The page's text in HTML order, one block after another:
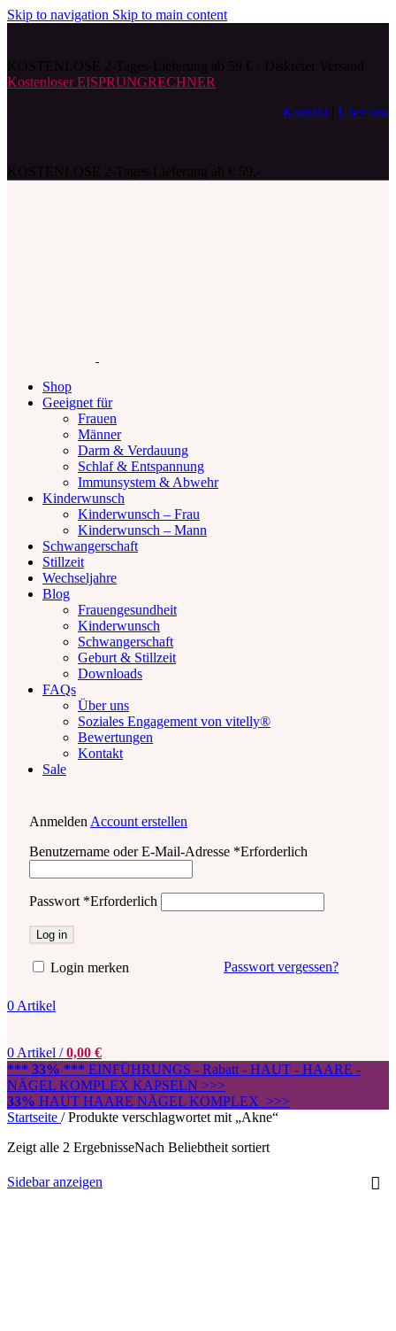
Skip to navigation Skip to main content
Kostenloser EISPRUNGRECHNER
Kontakt
Über uns
Shop
Geeignet für
Frauen
Männer
Darm & Verdauung
Schlaf & Entspannung
Immunsystem & Abwehr
Kinderwunsch
Kinderwunsch – Frau
Kinderwunsch – Mann
Schwangerschaft
Stillzeit
Wechseljahre
Blog
Frauengesundheit
Kinderwunsch
Schwangerschaft
Geburt & Stillzeit
Downloads
FAQs
Über uns
Soziales Engagement von vitelly®
Bewertungen
Kontakt
Sale
Anmelden Account erstellen
Benutzername oder E-Mail-Adresse *Erforderlich
Passwort *Erforderlich
Log in
Passwort vergessen?
Login merken
0 Artikel
0 Artikel / 0,00 €
*** 33% *** EINFÜHRUNGS - Rabatt - HAUT - HAARE -
NÄGEL KOMPLEX KAPSELN >>>
33% HAUT HAARE NÄGEL KOMPLEX >>>
Startseite / Produkte verschlagwortet mit „Akne“
Zeigt alle 2 ErgebnisseNach Beliebtheit sortiert
Sidebar anzeigen